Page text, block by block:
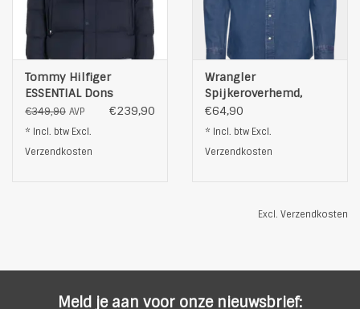
Tommy Hilfiger
ESSENTIAL Dons
Winterjas, blauw
€349,90 AVP €239,90
* Incl. btw Excl.
Verzendkosten
Wrangler
Spijkeroverhemd,
blauw
€64,90
* Incl. btw Excl.
Verzendkosten
Excl. Verzendkosten
Meld je aan voor onze nieuwsbrief: